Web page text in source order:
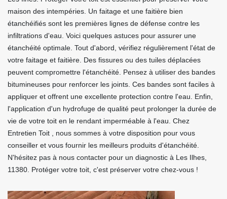
maison des intempéries. Un faitage et une faitière bien
étanchéifiés sont les premières lignes de défense contre les
infiltrations d'eau. Voici quelques astuces pour assurer une
étanchéité optimale. Tout d'abord, vérifiez régulièrement l'état de
votre faitage et faitière. Des fissures ou des tuiles déplacées
peuvent compromettre l'étanchéité. Pensez à utiliser des bandes
bitumineuses pour renforcer les joints. Ces bandes sont faciles à
appliquer et offrent une excellente protection contre l'eau. Enfin,
l'application d'un hydrofuge de qualité peut prolonger la durée de
vie de votre toit en le rendant imperméable à l'eau. Chez
Entretien Toit , nous sommes à votre disposition pour vous
conseiller et vous fournir les meilleurs produits d'étanchéité.
N'hésitez pas à nous contacter pour un diagnostic à Les Ilhes,
11380. Protéger votre toit, c'est préserver votre chez-vous !